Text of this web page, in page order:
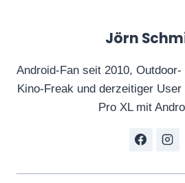
Jörn
Android-Fan seit 2010,
Kino-Freak und derzeitiger
Pro XL mit